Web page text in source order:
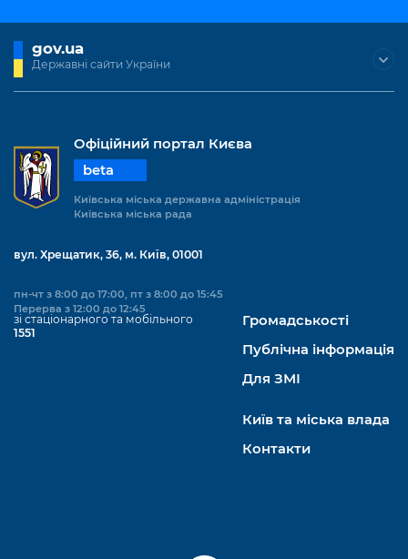
gov.ua
Державні сайти України
Офіційний портал Києва
beta
Київська міська державна адміністрація
Київська міська рада
вул. Хрещатик, 36, м. Київ, 01001
пн-чт з 8:00 до 17:00, пт з 8:00 до 15:45
Перерва з 12:00 до 12:45
зі стаціонарного та мобільного
1551
Громадськості
Публічна інформація
Для ЗМІ
Київ та міська влада
Контакти